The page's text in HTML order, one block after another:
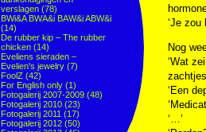
verslagen (78)
BWi&A BWA&i BAW&i ABW&i
(14)
De rubber kip – The rubber
chicken (14)
Eveliens sieraden –
Evelien's jewelry (7)
FoolZ (42)
For English only (1)
Fotogalerij 2007-2009 (48)
Fotogalerij 2010 (23)
Fotogalerij 2011 (17)
Fotogalerij 2012 (50)
‘Je zou
Nog
‘Wat
‘Een
‘…’